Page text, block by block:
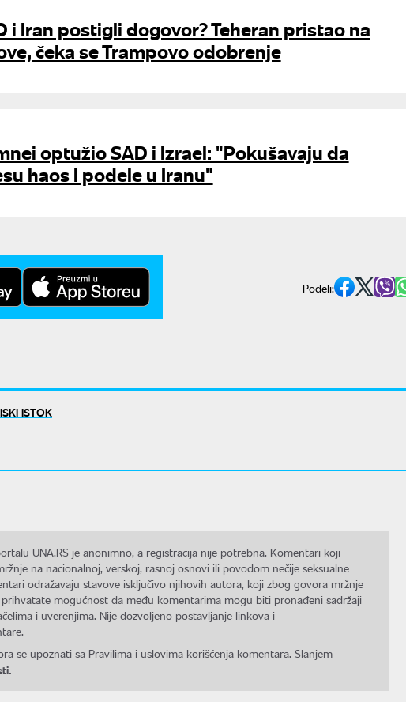
i Iran postigli dogovor? Teheran pristao na
čeka se Trampovo odobrenje
optužio SAD i Izrael: "Pokušavaju da
haos i podele u Iranu"
Podeli:
ISTOK
UNA.RS je anonimno, a registracija nije potrebna. Komentari koji
na nacionalnoj, verskoj, rasnoj osnovi ili povodom nečije seksualne
odražavaju stavove isključivo njihovih autora, koji zbog govora mržnje
mogućnost da među komentarima mogu biti pronađeni sadržaji
i uverenjima. Nije dozvoljeno postavljanje linkova i
se upoznati sa Pravilima i uslovima korišćenja komentara. Slanjem